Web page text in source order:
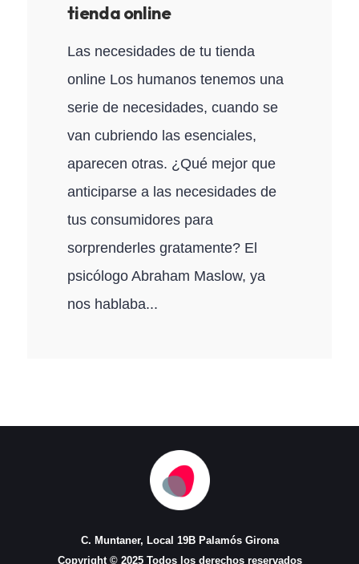
tienda online
Las necesidades de tu tienda
online Los humanos tenemos una
serie de necesidades, cuando se
van cubriendo las esenciales,
aparecen otras. ¿Qué mejor que
anticiparse a las necesidades de
tus consumidores para
sorprenderles gratamente? El
psicólogo Abraham Maslow, ya
nos hablaba...
C. Muntaner, Local 19B Palamós Girona
Copyright © 2025 Todos los derechos reservados